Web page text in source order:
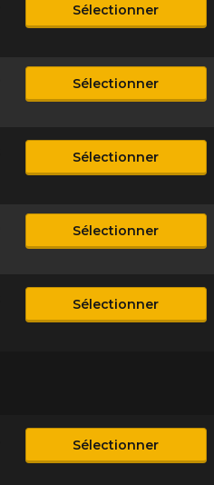
Sélectionner
Sélectionner
Sélectionner
Sélectionner
Sélectionner
Sélectionner